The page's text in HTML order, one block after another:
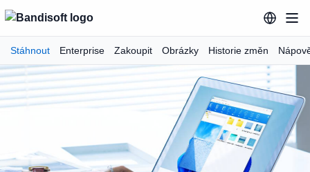
Stáhnout Enterprise Zakoupit Obrázky Historie změn